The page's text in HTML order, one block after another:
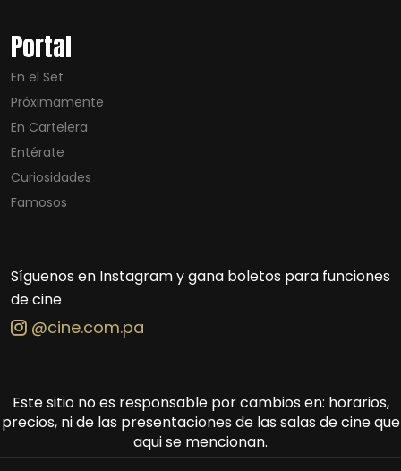
Portal
En el Set
Próximamente
En Cartelera
Entérate
Curiosidades
Famosos
Síguenos en Instagram y gana boletos para funciones
de cine
@cine.com.pa
Este sitio no es responsable por cambios en: horarios,
precios, ni de las presentaciones de las salas de cine que
aqui se mencionan.